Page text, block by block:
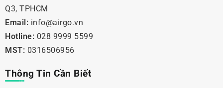
Q3, TPHCM
Email: info@airgo.vn
Hotline: 028 9999 5599
MST: 0316506956
Thông Tin Cần Biết